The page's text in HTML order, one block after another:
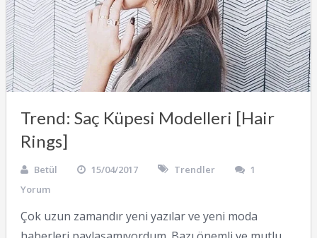
Trend: Saç Küpesi Modelleri [Hair
Rings]
Betül 15/04/2017 Trendler
1
Yorum
Çok uzun zamandır yeni yazılar ve yeni moda